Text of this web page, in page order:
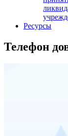
Ресурсы
Телефон